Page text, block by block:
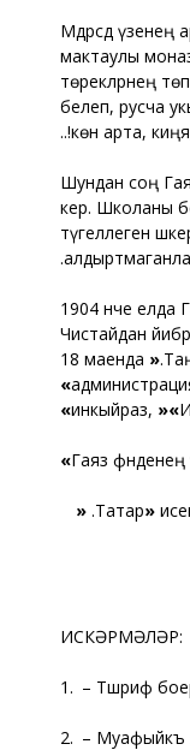
Мәдрәсәдә
мактаулы
төрекләрнең
белеп, русча
көн арта,
Шундан соң
керә. Школаны
түгеллеген
1904 нче елда
Чистайдан
18 маенда «
»
инкыйраз
» , «»
Гаяз әфәнденең
»
« Татар»
ИСКӘРМӘЛӘР:
1. Тәшриф
2. Муафыйкъ –